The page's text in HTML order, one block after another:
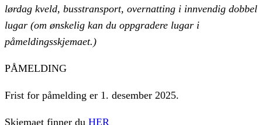
lørdag kveld, busstransport, overnatting i innvendig dobbel
lugar (​om ønskelig kan du oppgradere lugar i
påmeldingsskjemaet.)
PÅMELDING​
Frist for påmelding er 1. desember 2025.
Skjemaet finner du HER